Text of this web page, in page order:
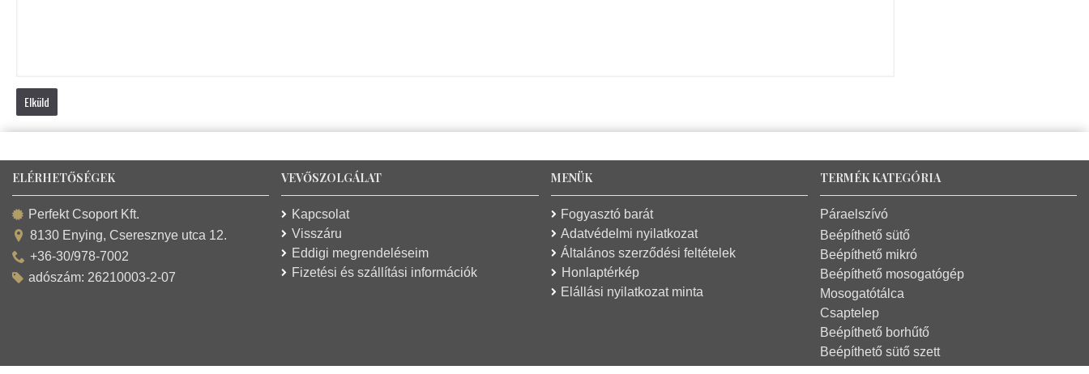
Elküld
ELÉRHETŐSÉGEK
Perfekt Csoport Kft.
8130 Enying, Cseresznye utca 12.
+36-30/978-7002
adószám: 26210003-2-07
VEVŐSZOLGÁLAT
Kapcsolat
Visszáru
Eddigi megrendeléseim
Fizetési és szállítási információk
MENÜK
Fogyasztó barát
Adatvédelmi nyilatkozat
Általános szerződési feltételek
Honlaptérkép
Elállási nyilatkozat minta
TERMÉK KATEGÓRIA
Páraelszívó
Beépíthető sütő
Beépíthető mikró
Beépíthető mosogatógép
Mosogatótálca
Csaptelep
Beépíthető borhűtő
Beépíthető sütő szett